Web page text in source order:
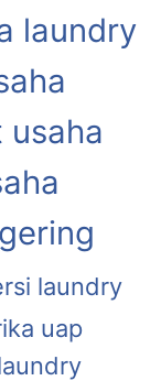
laundry
usaha
laundry
uap